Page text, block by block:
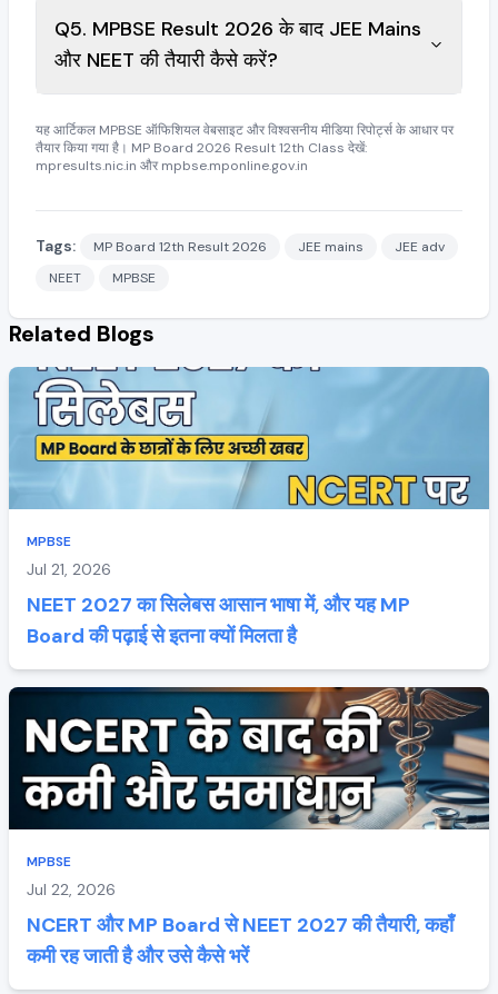
Q5. MPBSE Result 2026 के बाद JEE Mains
और NEET की तैयारी कैसे करें?
यह आर्टिकल MPBSE ऑफिशियल वेबसाइट और विश्वसनीय मीडिया रिपोर्ट्स के आधार पर
तैयार किया गया है। MP Board 2026 Result 12th Class देखें:
mpresults.nic.in और mpbse.mponline.gov.in
Tags: MP Board 12th Result 2026 JEE mains
JEE adv
NEET
MPBSE
Related Blogs
MPBSE
Jul 21, 2026
NEET 2027 का सिलेबस आसान भाषा में, और यह MP
Board की पढ़ाई से इतना क्यों मिलता है
MPBSE
Jul 22, 2026
NCERT और MP Board से NEET 2027 की तैयारी, कहाँ
कमी रह जाती है और उसे कैसे भरें